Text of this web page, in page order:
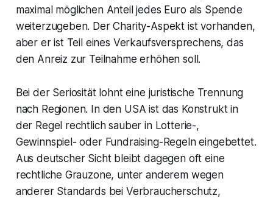
maximal möglichen Anteil jedes Euro als Spende
weiterzugeben. Der Charity-Aspekt ist vorhanden,
aber er ist Teil eines Verkaufsversprechens, das
den Anreiz zur Teilnahme erhöhen soll.
Bei der Seriosität lohnt eine juristische Trennung
nach Regionen. In den USA ist das Konstrukt in
der Regel rechtlich sauber in Lotterie-,
Gewinnspiel- oder Fundraising-Regeln eingebettet.
Aus deutscher Sicht bleibt dagegen oft eine
rechtliche Grauzone, unter anderem wegen
anderer Standards bei Verbraucherschutz,